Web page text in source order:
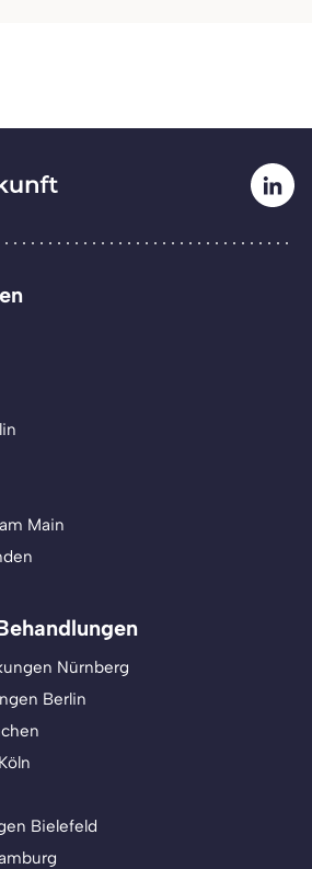
Main
Nürnberg
Berlin
Bielefeld